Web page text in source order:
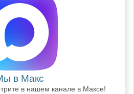
в Макс
в нашем канале в Максе!